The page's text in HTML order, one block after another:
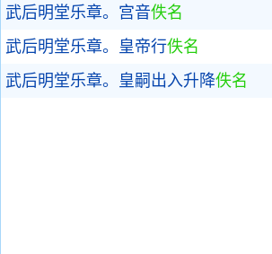
武后明堂乐章。宫音佚名
武后明堂乐章。皇帝行佚名
武后明堂乐章。皇嗣出入升降佚名